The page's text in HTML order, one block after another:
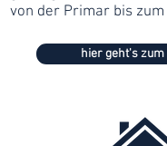
von der Primar bis zum
hier geht's zum